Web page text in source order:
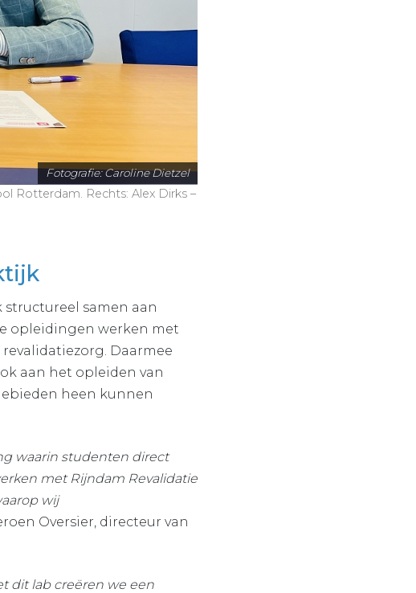
Fotografie: Caroline Dietzel
Rotterdam. Rechts: Alex Dirks –
samen aan
opleidingen werken met
Daarmee
aan het opleiden van
heen kunnen
waarin studenten direct
met Rijndam Revalidatie
wij
Oversier, directeur van
dit lab creëren we een